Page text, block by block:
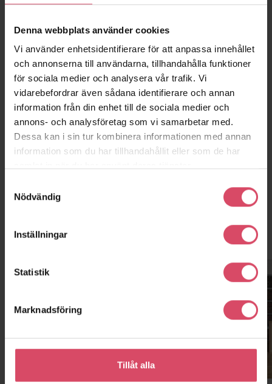
Denna webbplats använder cookies
Vi använder enhetsidentifierare för att anpassa innehållet
och annonserna till användarna, tillhandahålla funktioner
för sociala medier och analysera vår trafik. Vi
vidarebefordrar även sådana identifierare och annan
information från din enhet till de sociala medier och
annons- och analysföretag som vi samarbetar med.
Dessa kan i sin tur kombinera informationen med annan
information som du har tillhandahållit eller som de har
Nödvändig
Inställningar
Statistik
Marknadsföring
Tillåt alla
Kvillebäcken lott D1
Göteborg
Brf Åriket 1
Uppsala
Kontor och showroom